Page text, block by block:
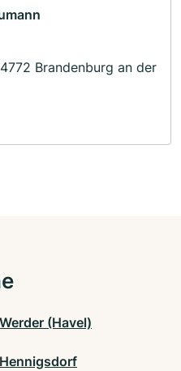
Brandenburg an der
Werder (Havel)
Hennigsdorf